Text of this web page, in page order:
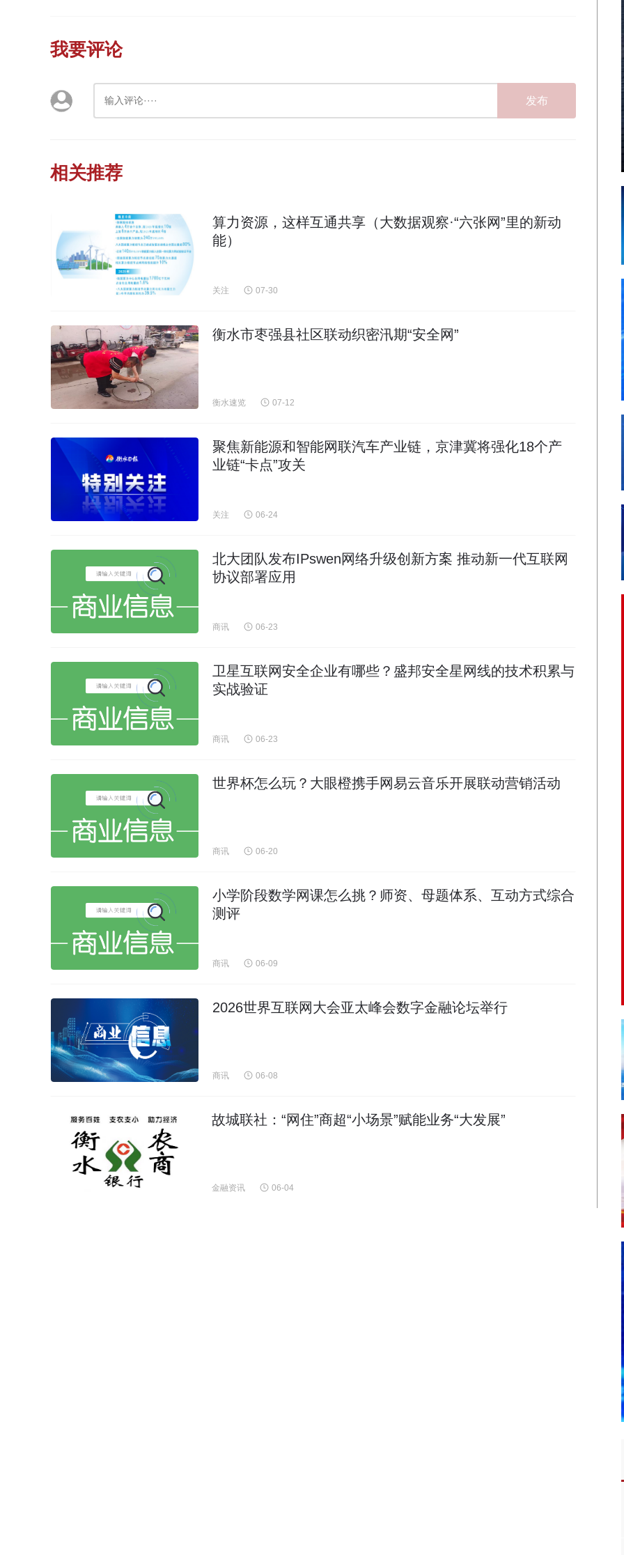
我要评论
发布
相关推荐
算力资源，这样互通共享（大数据观察·“六张网”里的新动
能）
关注 07-30
衡水市枣强县社区联动织密汛期“安全网”
衡水速览 07-12
聚焦新能源和智能网联汽车产业链，京津冀将强化18个产
业链“卡点”攻关
关注 06-24
北大团队发布IPswen网络升级创新方案 推动新一代互联网
协议部署应用
商讯 06-23
卫星互联网安全企业有哪些？盛邦安全星网线的技术积累与
实战验证
商讯 06-23
世界杯怎么玩？大眼橙携手网易云音乐开展联动营销活动
商讯 06-20
小学阶段数学网课怎么挑？师资、母题体系、互动方式综合
测评
商讯 06-09
2026世界互联网大会亚太峰会数字金融论坛举行
商讯 06-08
故城联社：“网住”商超“小场景”赋能业务“大发展”
金融资讯 06-04